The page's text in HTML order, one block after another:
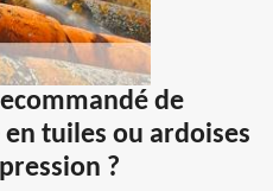
de
tuiles ou ardoises
?